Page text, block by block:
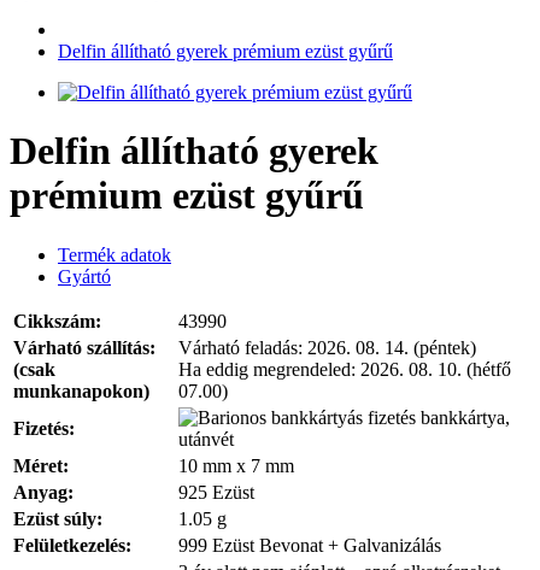
Delfin állítható gyerek prémium ezüst gyűrű
Delfin állítható gyerek
prémium ezüst gyűrű
Termék adatok
Gyártó
Cikkszám:
43990
Várható szállítás:
(csak
munkanapokon)
Várható feladás: 2026. 08. 14. (péntek)
Ha eddig megrendeled: 2026. 08. 10. (hétfő
07.00)
Fizetés:
bankkártya,
utánvét
Méret:
10 mm x 7 mm
Anyag:
925 Ezüst
Ezüst súly:
1.05 g
Felületkezelés:
999 Ezüst Bevonat + Galvanizálás